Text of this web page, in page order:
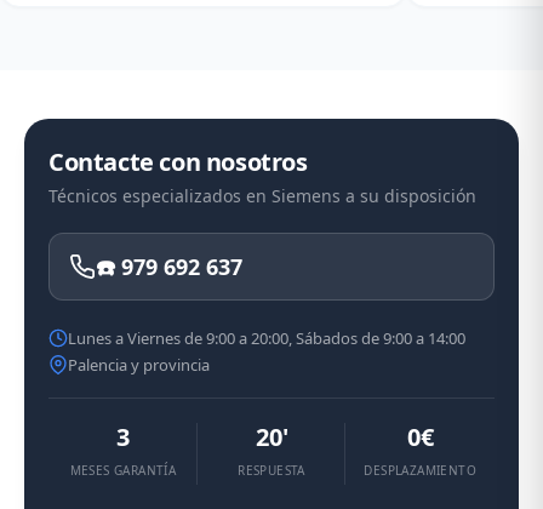
Contacte con nosotros
Técnicos especializados en Siemens a su disposición
☎️ 979 692 637
Lunes a Viernes de 9:00 a 20:00, Sábados de 9:00 a 14:00
Palencia y provincia
3
MESES GARANTÍA
20'
RESPUESTA
0€
DESPLAZAMIENTO